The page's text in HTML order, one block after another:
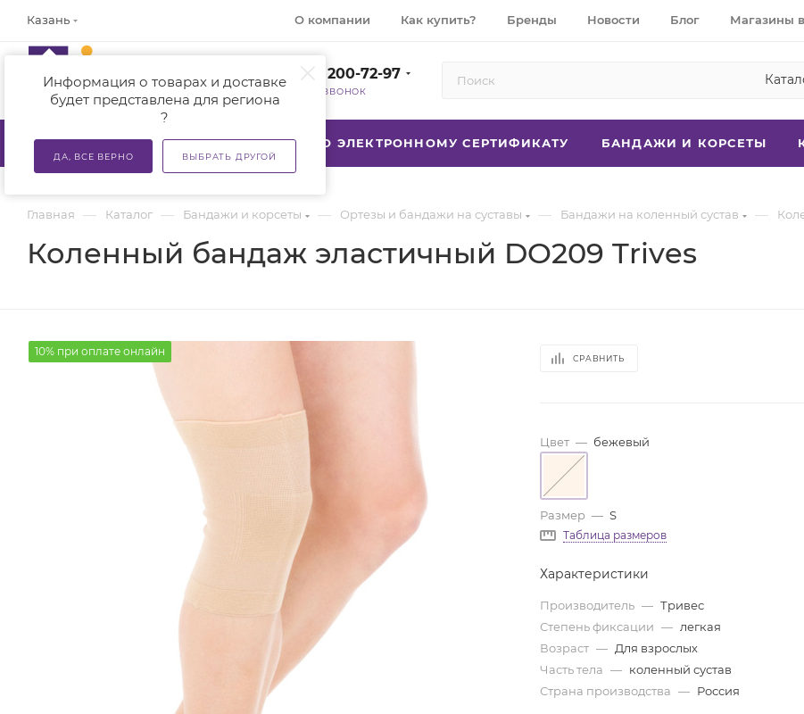
Казань
Информация о товарах и доставке
будет представлена для региона
?
ДА, ВСЕ ВЕРНО ВЫБРАТЬ ДРУГОЙ
О компании Как купить? Бренды Новости Блог Магазины
+7 (800) 200-72-97
ЗАКАЗАТЬ ЗВОНОК
КАТАЛОГ АКЦИИ ТСР ПО ЭЛЕКТРОННОМУ СЕРТИФИКАТУ БАНДАЖИ И КОРСЕТЫ
Главная — Каталог — Бандажи и корсеты — Ортезы и бандажи на суставы — Бандажи на коленный сустав —
Коленный бандаж эластичный DO209 Trives
10% при оплате онлайн
СРАВНИТЬ
Цвет — бежевый
Размер — S
Таблица размеров
Характеристики
Производитель — Тривес
Степень фиксации — легкая
Возраст — Для взрослых
Часть тела — коленный сустав
Страна производства — Россия